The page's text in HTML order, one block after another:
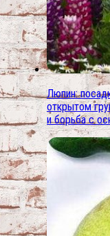
Люпин:
открытом
и борьба с